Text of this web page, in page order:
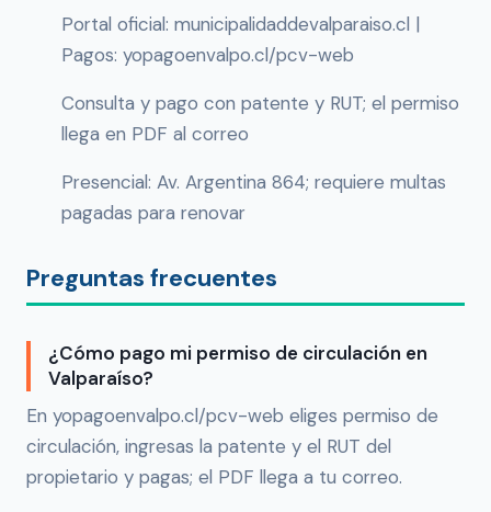
Portal oficial: municipalidaddevalparaiso.cl |
Pagos: yopagoenvalpo.cl/pcv-web
Consulta y pago con patente y RUT; el permiso
llega en PDF al correo
Presencial: Av. Argentina 864; requiere multas
pagadas para renovar
Preguntas frecuentes
¿Cómo pago mi permiso de circulación en
Valparaíso?
En yopagoenvalpo.cl/pcv-web eliges permiso de
circulación, ingresas la patente y el RUT del
propietario y pagas; el PDF llega a tu correo.